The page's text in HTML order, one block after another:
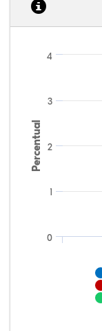
Percentual
0
1
2
3
4